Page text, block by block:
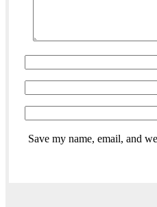
Save my name, email, and